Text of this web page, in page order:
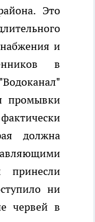
Это
и
в
промывки
должна
ни
червей в